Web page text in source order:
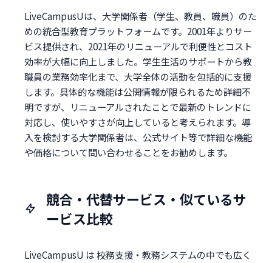
LiveCampusUは、大学関係者（学生、教員、職員）のた
めの統合型教育プラットフォームです。2001年よりサー
ビス提供され、2021年のリニューアルで利便性とコスト
効率が大幅に向上しました。学生生活のサポートから教
職員の業務効率化まで、大学全体の活動を包括的に支援
します。具体的な機能は公開情報が限られるため詳細不
明ですが、リニューアルされたことで最新のトレンドに
対応し、使いやすさが向上していると考えられます。導
入を検討する大学関係者は、公式サイト等で詳細な機能
や価格について問い合わせることをお勧めします。
競合・代替サービス・似ているサ
ービス比較
LiveCampusU は 校務支援・教務システムの中でも広く